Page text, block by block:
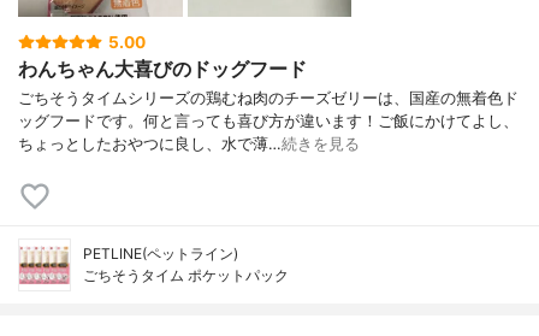
5.00
わんちゃん大喜びのドッグフード
ごちそうタイムシリーズの鶏むね肉のチーズゼリーは、国産の無着色ド
ッグフードです。何と言っても喜び方が違います！ご飯にかけてよし、
ちょっとしたおやつに良し、水で薄…続きを見る
PETLINE(ペットライン)
ごちそうタイム ポケットパック